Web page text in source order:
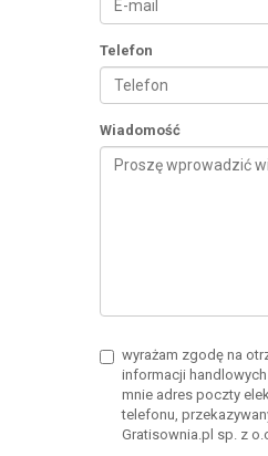
Telefon
Wiadomość
wyrażam zgodę na
informacji
mnie adres poczty
telefonu,
Gratisownia.pl sp. z